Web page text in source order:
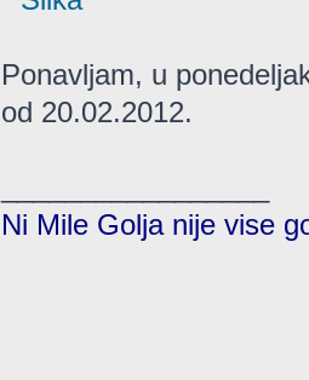
Ponavljam, u
od 20.02.2012.
Ni Mile Golja nije vise